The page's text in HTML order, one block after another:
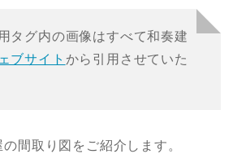
タグ内の画像はすべて和奏建
ブサイト から引用させていた
間取り図をご紹介します。